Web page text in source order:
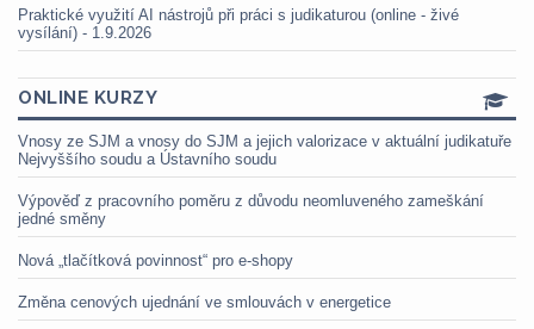
Praktické využití AI nástrojů při práci s judikaturou (online - živé
vysílání) - 1.9.2026
ONLINE KURZY
Vnosy ze SJM a vnosy do SJM a jejich valorizace v aktuální judikatuře
Nejvyššího soudu a Ústavního soudu
Výpověď z pracovního poměru z důvodu neomluveného zameškání
jedné směny
Nová „tlačítková povinnost“ pro e-shopy
Změna cenových ujednání ve smlouvách v energetice